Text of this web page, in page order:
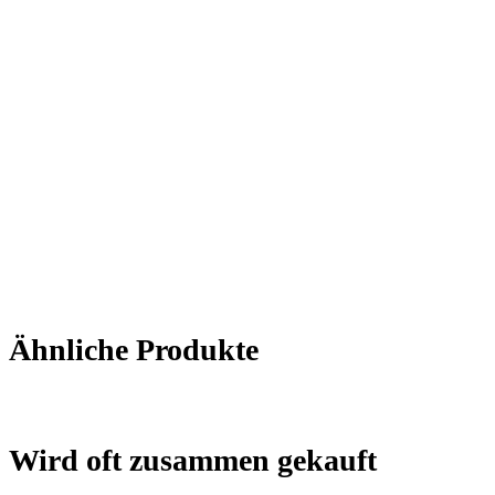
Ähnliche Produkte
Wird oft zusammen gekauft